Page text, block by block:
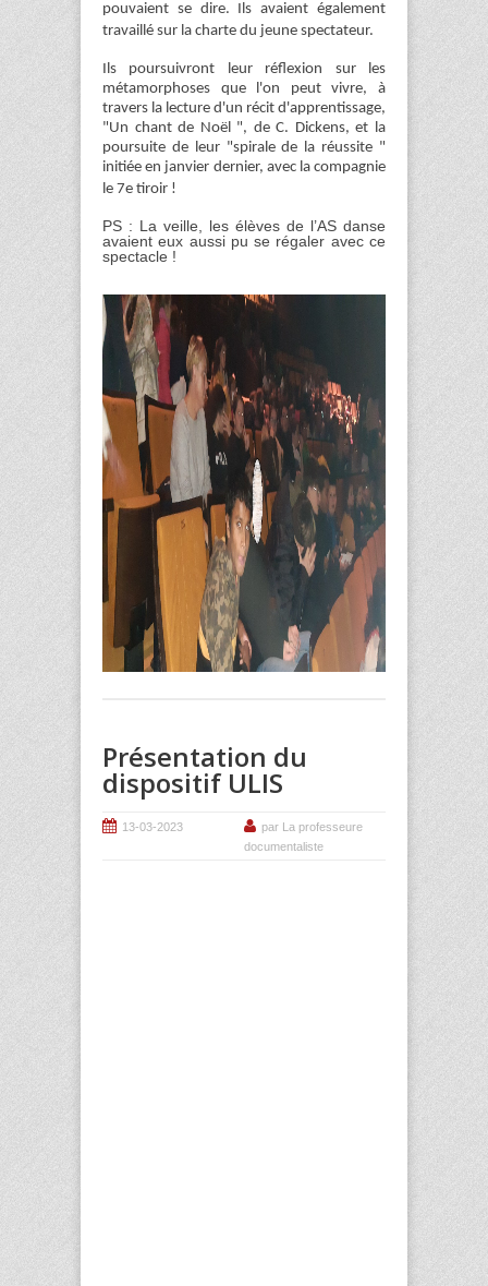
pouvaient se dire. Ils avaient également
travaillé sur la charte du jeune spectateur.
Ils poursuivront leur réflexion sur les
métamorphoses que l'on peut vivre, à
travers la lecture d'un récit d'apprentissage,
"Un chant de Noël ", de C. Dickens, et la
poursuite de leur "spirale de la réussite "
initiée en janvier dernier, avec la compagnie
le 7e tiroir !
PS : La veille, les élèves de l’AS danse
avaient eux aussi pu se régaler avec ce
spectacle !
Présentation du
dispositif ULIS
13-03-2023
par La professeure
documentaliste